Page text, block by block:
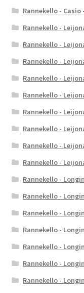
Rannekello -
Rannekello -
Rannekello -
Rannekello -
Rannekello -
Rannekello -
Rannekello -
Rannekello -
Rannekello -
Rannekello -
Rannekello -
Rannekello -
Rannekello -
Rannekello -
Rannekello -
Rannekello -
Rannekello -